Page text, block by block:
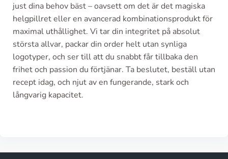
just dina behov bäst – oavsett om det är det magiska
helgpillret eller en avancerad kombinationsprodukt för
maximal uthållighet. Vi tar din integritet på absolut
största allvar, packar din order helt utan synliga
logotyper, och ser till att du snabbt får tillbaka den
frihet och passion du förtjänar. Ta beslutet, beställ utan
recept idag, och njut av en fungerande, stark och
långvarig kapacitet.